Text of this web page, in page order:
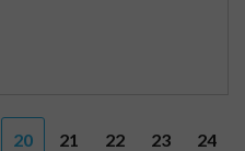
20 21 22 23 24